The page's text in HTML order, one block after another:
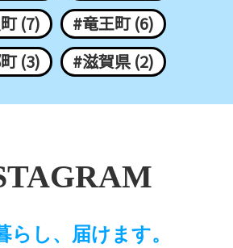
(7)
#竜王町 (6)
(3)
#滋賀県 (2)
らし、届けます。